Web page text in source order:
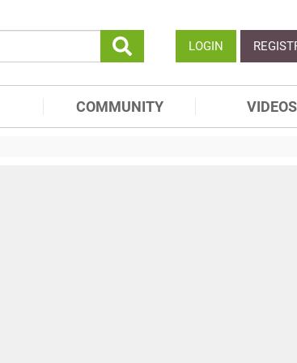
LOGIN
COMMUNITY VIDEOS